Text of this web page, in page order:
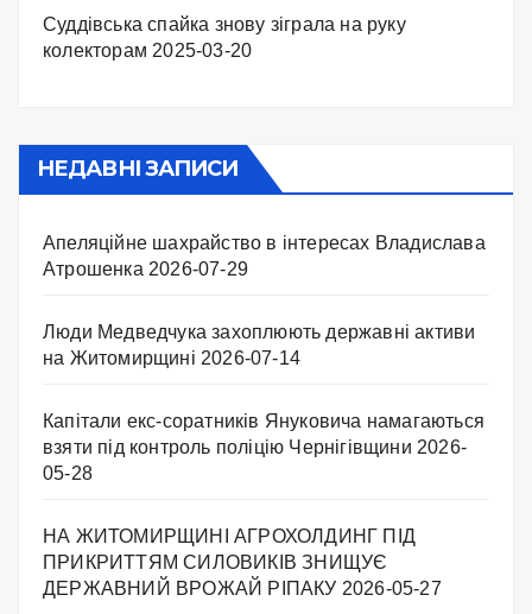
Суддівська спайка знову зіграла на руку
колекторам 2025-03-20
НЕДАВНІ ЗАПИСИ
Апеляційне шахрайство в інтересах Владислава
Атрошенка 2026-07-29
Люди Медведчука захоплюють державні активи
на Житомирщині 2026-07-14
Капітали екс-соратників Януковича намагаються
взяти під контроль поліцію Чернігівщини 2026-
05-28
НА ЖИТОМИРЩИНІ АГРОХОЛДИНГ ПІД
ПРИКРИТТЯМ СИЛОВИКІВ ЗНИЩУЄ
ДЕРЖАВНИЙ ВРОЖАЙ РІПАКУ ​ 2026-05-27